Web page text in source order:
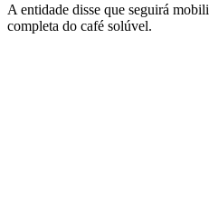
A entidade disse que seguirá
completa do café solúvel.